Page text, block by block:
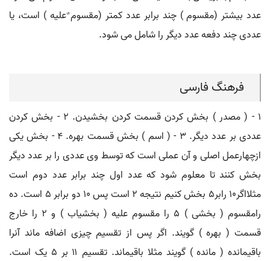
عدد بیشتر (مقسوم ) چند برابر عدد کمتر (مقسوم ٌعلیه ) است، یا
عددی چند دفعه عدد دیگر را شامل می شود.
فرهنگ فارسی
۱ - ( مصدر ) بخش کردن قسمت کردن بخشیدن. ۲ - بخش کردن
عددی بر عدد دیگر. ۳ - ( اسم ) بخش قسمت بهره. ۴ - بخش یکی
ازچهارعمل اصلی و آن عملی است که توسط وی عددی را بر عدد دیگر
بخش کنند تا معلوم شود که عدد اول چند برابر عدد دوم است
مثلااگر۱٠ رابر۵ بخش کنیم نتیجه ۲ است پس ۱٠ دو برابر ۵ است. ده
رامقسوم ( بخشی ) ۵ را مقسوم علیه ( بخشیاب ) و ۲ را خارج
قسمت ( بهره ) گویند. اگر پس از تقسیم چیزی اضافه ماند آنرا
باقیمانده ( مانده ) گویند مثلا باقیماند. تقسیم ۱۱ بر ۵ یک است.